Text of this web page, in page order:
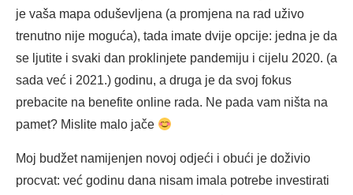
je vaša mapa oduševljena (a promjena na rad uživo
trenutno nije moguća), tada imate dvije opcije: jedna je da
se ljutite i svaki dan proklinjete pandemiju i cijelu 2020. (a
sada već i 2021.) godinu, a druga je da svoj fokus
prebacite na benefite online rada. Ne pada vam ništa na
pamet? Mislite malo jače
Moj budžet namijenjen novoj odjeći i obući je doživio
procvat: već godinu dana nisam imala potrebe investirati